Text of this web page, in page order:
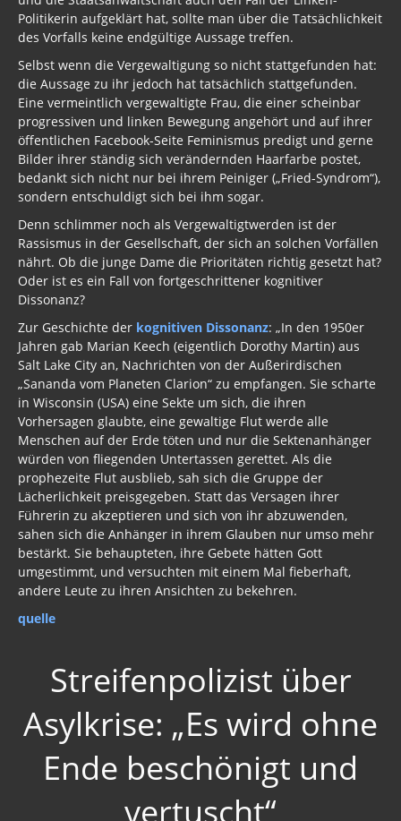
Politikerin aufgeklärt hat, sollte man über die Tatsächlichkeit
des Vorfalls keine endgültige Aussage treffen.
Selbst wenn die Vergewaltigung so nicht stattgefunden hat:
die Aussage zu ihr jedoch hat tatsächlich stattgefunden.
Eine vermeintlich vergewaltigte Frau, die einer scheinbar
progressiven und linken Bewegung angehört und auf ihrer
öffentlichen Facebook-Seite Feminismus predigt und gerne
Bilder ihrer ständig sich verändernden Haarfarbe postet,
bedankt sich nicht nur bei ihrem Peiniger („Fried-Syndrom“),
sondern entschuldigt sich bei ihm sogar.
Denn schlimmer noch als Vergewaltigtwerden ist der
Rassismus in der Gesellschaft, der sich an solchen Vorfällen
nährt. Ob die junge Dame die Prioritäten richtig gesetzt hat?
Oder ist es ein Fall von fortgeschrittener kognitiver
Dissonanz?
Zur Geschichte der kognitiven Dissonanz: „In den 1950er
Jahren gab Marian Keech (eigentlich Dorothy Martin) aus
Salt Lake City an, Nachrichten von der Außerirdischen
„Sananda vom Planeten Clarion“ zu empfangen. Sie scharte
in Wisconsin (USA) eine Sekte um sich, die ihren
Vorhersagen glaubte, eine gewaltige Flut werde alle
Menschen auf der Erde töten und nur die Sektenanhänger
würden von fliegenden Untertassen gerettet. Als die
prophezeite Flut ausblieb, sah sich die Gruppe der
Lächerlichkeit preisgegeben. Statt das Versagen ihrer
Führerin zu akzeptieren und sich von ihr abzuwenden,
sahen sich die Anhänger in ihrem Glauben nur umso mehr
bestärkt. Sie behaupteten, ihre Gebete hätten Gott
umgestimmt, und versuchten mit einem Mal fieberhaft,
andere Leute zu ihren Ansichten zu bekehren.
quelle
Streifenpolizist über
Asylkrise: „Es wird ohne
Ende beschönigt und
vertuscht“